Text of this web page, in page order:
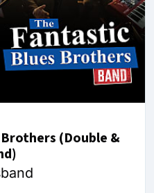
(Double &